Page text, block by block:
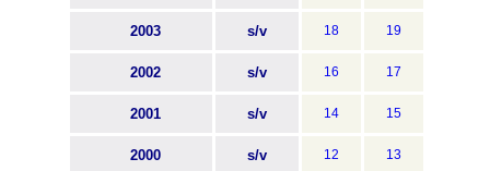
2003 s/v 18 19
2002 s/v 16 17
2001 s/v 14 15
2000 s/v 12 13